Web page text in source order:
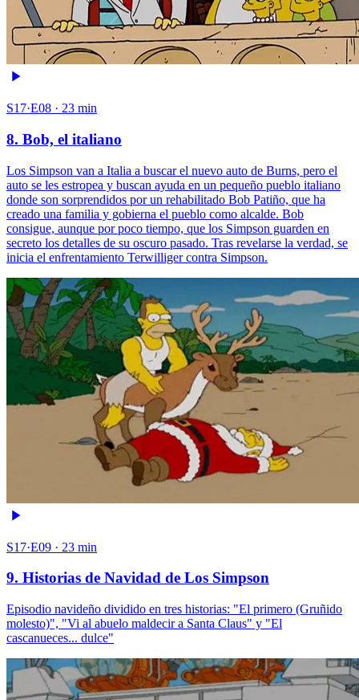
S17·E08 · 23 min
8. Bob, el italiano
Los Simpson van a Italia a buscar el nuevo auto de Burns, pero el
auto se les estropea y buscan ayuda en un pequeño pueblo italiano
donde son sorprendidos por un rehabilitado Bob Patiño, que ha
creado una familia y gobierna el pueblo como alcalde. Bob
consigue, aunque por poco tiempo, que los Simpson guarden en
secreto los detalles de su oscuro pasado. Tras revelarse la verdad, se
inicia el enfrentamiento Terwilliger contra Simpson.
S17·E09 · 23 min
9. Historias de Navidad de Los Simpson
Episodio navideño dividido en tres historias: "El primero (Gruñido
molesto)", "Vi al abuelo maldecir a Santa Claus" y "El
cascanueces... dulce"